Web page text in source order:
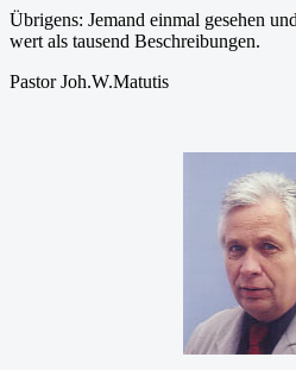
Übrigens: Jemand einmal gesehen
wert als tausend Beschreibungen.
Pastor Joh.W.Matutis